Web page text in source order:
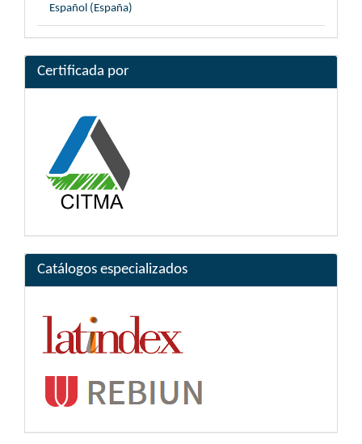
Español (España)
Certificada por
Catálogos especializados